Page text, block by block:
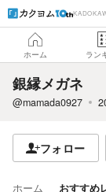
ホーム ラン
銀縁メガネ
@mamada0927
フォロー
ホーム おすすめ